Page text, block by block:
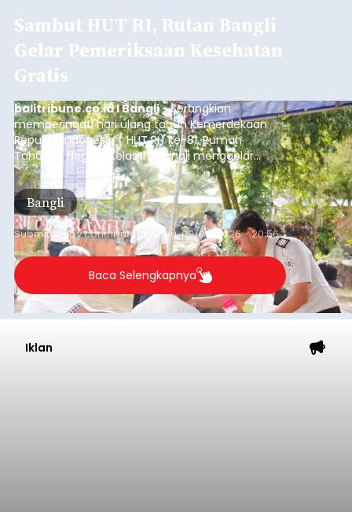
Sambut HUT RI, Rutan Bangli
Gelar Pemeriksaan Kesehatan
Gratis
balitribune.co.id I Bangli -Serangkian
memperingati hari ulang tahun Kemerdekaan
Republik Indonesia ( HUT RI) ke-81, Rumah
Tahanan Negara Kelas II B Bangli menggelar
kegiatan pemeriksaan kesehatan gratis, Rabu
(6/8/2026).
Bangli
Submitted bycontributor Thu, 08/06/2026 - 20:56
Baca Selengkapnya
Iklan